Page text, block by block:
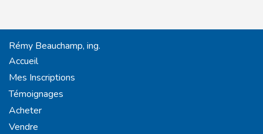
Rémy Beauchamp, ing.
Accueil
Mes Inscriptions
Témoignages
Acheter
Vendre